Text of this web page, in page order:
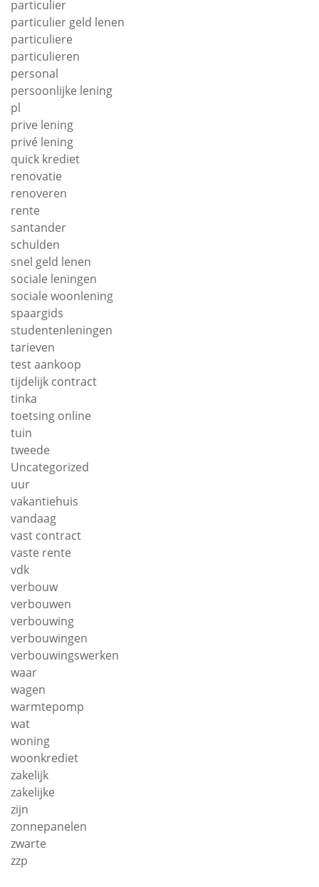
particulier
particulier geld lenen
particuliere
particulieren
personal
persoonlijke lening
pl
prive lening
privé lening
quick krediet
renovatie
renoveren
rente
santander
schulden
snel geld lenen
sociale leningen
sociale woonlening
spaargids
studentenleningen
tarieven
test aankoop
tijdelijk contract
tinka
toetsing online
tuin
tweede
Uncategorized
uur
vakantiehuis
vandaag
vast contract
vaste rente
vdk
verbouw
verbouwen
verbouwing
verbouwingen
verbouwingswerken
waar
wagen
warmtepomp
wat
woning
woonkrediet
zakelijk
zakelijke
zijn
zonnepanelen
zwarte
zzp